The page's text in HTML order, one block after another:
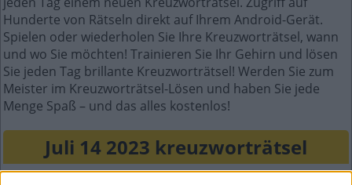
Hunderte von Rätseln direkt auf Ihrem Android-Gerät.
Spielen oder wiederholen Sie Ihre Kreuzworträtsel, wann
und wo Sie möchten! Trainieren Sie Ihr Gehirn und lösen
Sie jeden Tag brillante Kreuzworträtsel! Werden Sie zum
Meister im Kreuzworträtsel-Lösen und haben Sie jede
Menge Spaß – und das alles kostenlos!
Juli 14 2023 kreuzworträtsel